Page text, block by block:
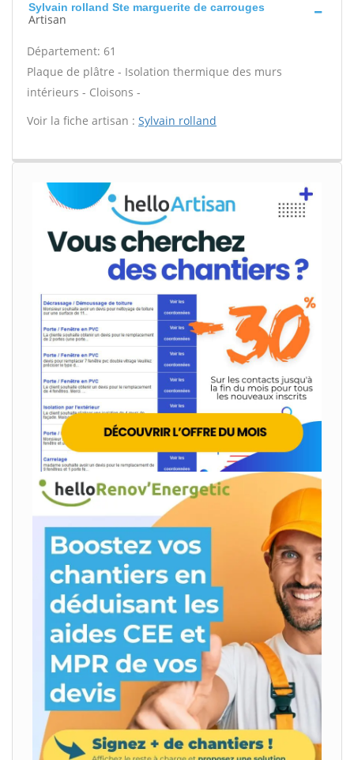
Sylvain rolland Ste marguerite de carrouges
Artisan
Département: 61
Plaque de plâtre - Isolation thermique des murs
intérieurs - Cloisons -
Voir la fiche artisan : Sylvain rolland